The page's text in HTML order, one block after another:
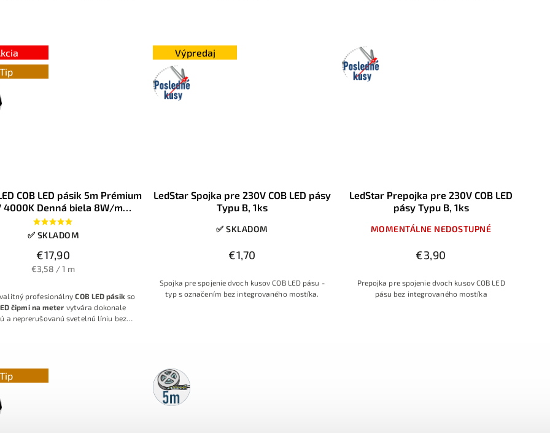
Tip
COB LED pásik 5m Prémium
4000K Denná biela 8W/m
320LED/m IP20
✅ SKLADOM
€17,90
€3,58 / 1 m
profesionálnyCOB LED pásikso
čipmi na meter vytvára dokonale
a neprerušovanú svetelnú líniu bez
výstup pri zachovaní
, čo z neho robí úsporné a zároveň
Výpredaj
Posledné
kusy
LedStar Spojka pre 230V COB LED pásy
Typu B, 1ks
✅ SKLADOM
€1,70
Spojka pre spojenie dvoch kusov COB LED pásu -
typ s označením bez integrovaného mostíka.
Posledné
kusy
LedStar Prepojka pre 230V COB LED
pásy Typu B, 1ks
MOMENTÁLNE NEDOSTUPNÉ
€3,90
Prepojka pre spojenie dvoch kusov COB LED
pásu bez integrovaného mostíka
Tip
5m
rolka